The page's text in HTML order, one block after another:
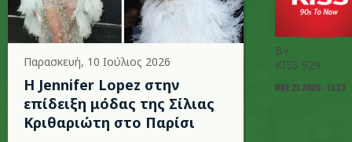
Παρασκευή, 10 Ιούλιος 2026
Η Jennifer Lopez στην
επίδειξη μόδας της Σίλιας
Κριθαριώτη στο Παρίσι
BY
KISS 929
ΝΟΕ 21 2025 - 11:23